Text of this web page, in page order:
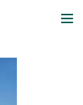
Menú